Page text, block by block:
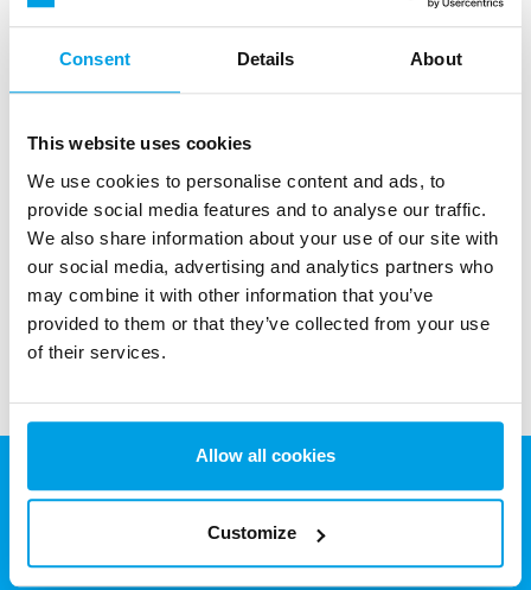
Consent Details About
This website uses cookies
We use cookies to personalise content and ads, to
provide social media features and to analyse our traffic.
We also share information about your use of our site with
our social media, advertising and analytics partners who
may combine it with other information that you’ve
provided to them or that they’ve collected from your use
of their services.
Allow all cookies
Customize
Aktívszenes szűrők a növényvédőszerek, szabad klór, ízek
és szagok eltávolítására.
Továbbiak megjelenítése
Eurowater Vízkezelés Kft.
9200 Mosonmagyaróvár